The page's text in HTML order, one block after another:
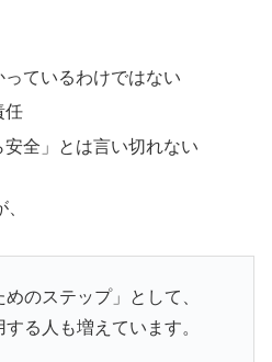
ているわけではない
任
安全」とは言い切れない
めのステップ」として、
る人も増えています。